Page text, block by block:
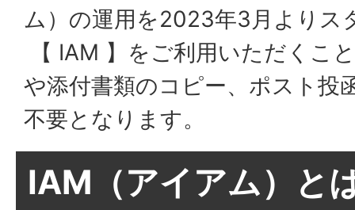
ム）の運用を2023年3月よりス
【 IAM 】をご利用いただくこ
や添付書類のコピー、ポスト投
不要となります。
IAM（アイアム）と